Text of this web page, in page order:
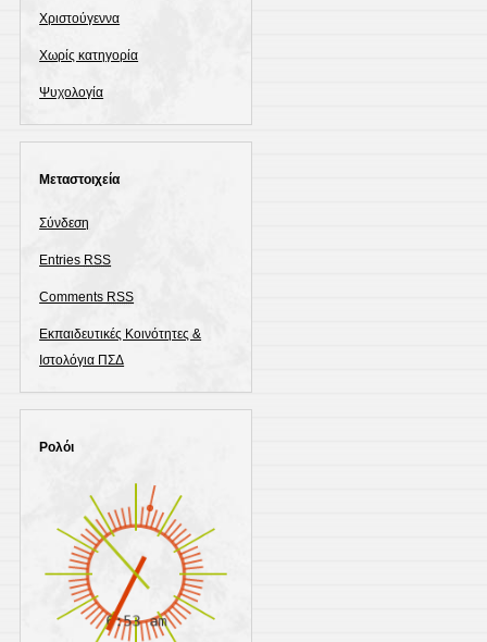
Χριστούγεννα
Χωρίς κατηγορία
Ψυχολογία
Μεταστοιχεία
Σύνδεση
Entries RSS
Comments RSS
Εκπαιδευτικές Κοινότητες &
Ιστολόγια ΠΣΔ
Ρολόι